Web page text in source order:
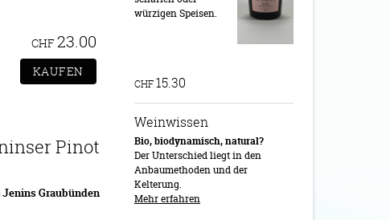
CHF 23.00
Pinot
Graubünden
würzigen Speisen.
CHF15.30
Weinwissen
Bio, biodynamisch, natural?
Der Unterschied liegt in den
Anbaumethoden und der
Kelterung.
Mehr erfahren